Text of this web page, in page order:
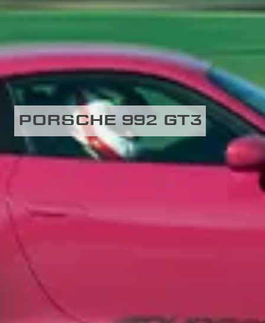
PORSCHE 992 GT3